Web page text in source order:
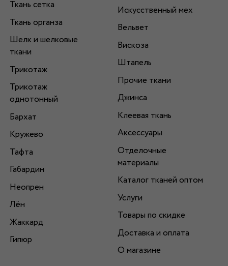
Ткань сетка
Ткань органза
Шелк и шелковые
ткани
Трикотаж
Трикотаж
однотонный
Бархат
Кружево
Тафта
Габардин
Неопрен
Лён
Жаккард
Гипюр
Искусственный мех
Вельвет
Вискоза
Штапель
Прочие ткани
Джинса
Клеевая ткань
Аксессуары
Отделочные
материалы
Каталог тканей оптом
Услуги
Товары по скидке
Доставка и оплата
О магазине